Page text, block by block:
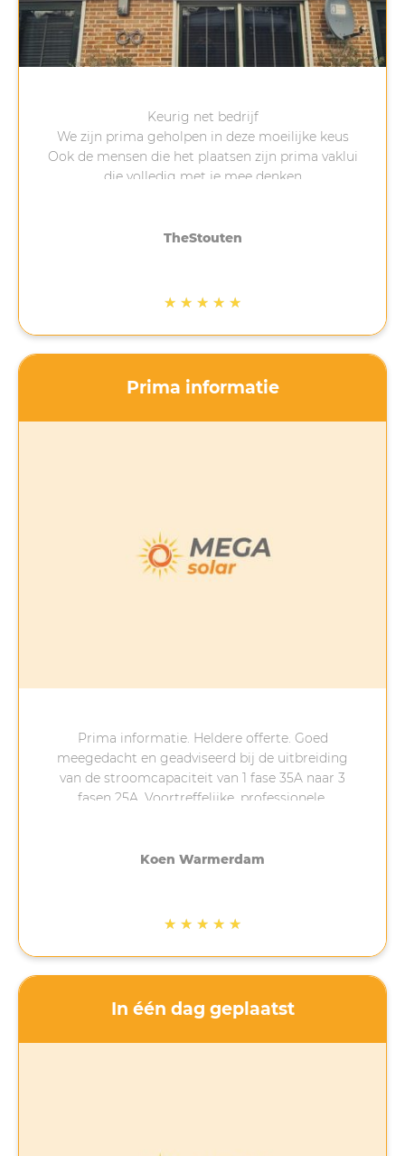
Keurig net bedrijf
We zijn prima geholpen in deze moeilijke keus
Ook de mensen die het plaatsen zijn prima vaklui
die volledig met je mee denken
TheStouten
★ ★ ★ ★ ★
Prima informatie
Prima informatie. Heldere offerte. Goed
meegedacht en geadviseerd bij de uitbreiding
van de stroomcapaciteit van 1 fase 35A naar 3
fasen 25A. Voortreffelijke, professionele,
keurig hebben afgewerkt. Alle afspraken volledig
voorbehoud aan, niet alleen voor het “standaard
de aanpassing van de elektrotechnische
installatie.
Koen Warmerdam
★ ★ ★ ★ ★
In één dag geplaatst